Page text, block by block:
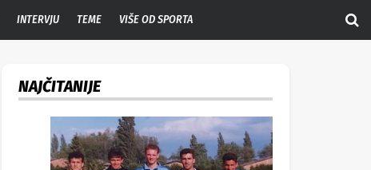
INTERVJU TEME VIŠE OD SPORTA
NAJČITANIJE